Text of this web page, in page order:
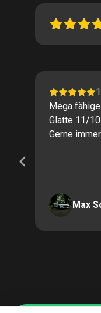
Mega
Glatte 11/
Gerne
Max